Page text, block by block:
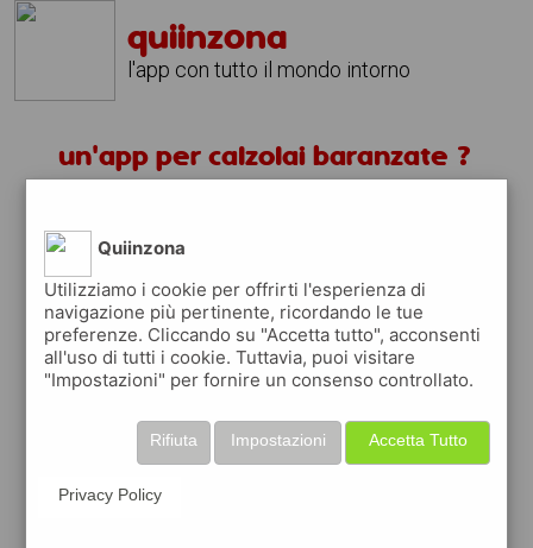
quiinzona
l'app con tutto il mondo intorno
un'app per calzolai baranzate ?
quiinzona è una app
gratuita
che ti aiuta se cerchi 'un'app per calzolai
baranzate ? ' e che ti premia ogni volta che
la usi
raccogli punti da convertire inbuoni sconto
o gift card
per fare la spesa, fare
Quiinzona
Utilizziamo i cookie per offrirti l'esperienza di
navigazione più pertinente, ricordando le tue
preferenze. Cliccando su "Accetta tutto", acconsenti
all'uso di tutti i cookie. Tuttavia, puoi visitare
"Impostazioni" per fornire un consenso controllato.
Accetta Tutto
Impostazioni
Rifiuta
Privacy Policy